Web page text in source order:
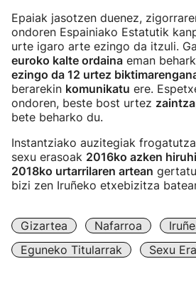
Epaiak jasotzen duenez,
ondoren Espainiako Estatutik
urte igaro arte ezingo da itzuli.
euroko kalte ordaina eman
ezingo da 12 urtez
berarekin komunikatu ere.
ondoren, beste bost urtez
bete beharko du.
Instantziako auzitegiak
sexu erasoak 2016ko azken
2018ko urtarrilaren artean
bizi zen Iruñeko etxebizitza
Gizartea Nafarroa
Eguneko Titularrak
Sexu